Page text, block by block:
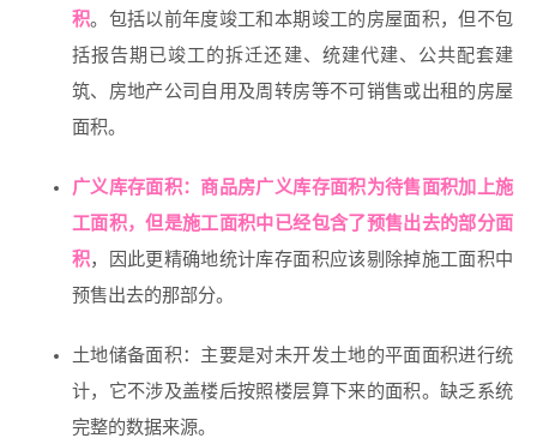
积。包括以前年度竣工和本期竣工的房屋面积，但不包
括报告期已竣工的拆迁还建、统建代建、公共配套建
筑、房地产公司自用及周转房等不可销售或出租的房屋
面积。
广义库存面积：商品房广义库存面积为待售面积加上施
工面积，但是施工面积中已经包含了预售出去的部分面
积，因此更精确地统计库存面积应该剔除掉施工面积中
预售出去的那部分。
土地储备面积：主要是对未开发土地的平面面积进行统
计，它不涉及盖楼后按照楼层算下来的面积。缺乏系统
完整的数据来源。